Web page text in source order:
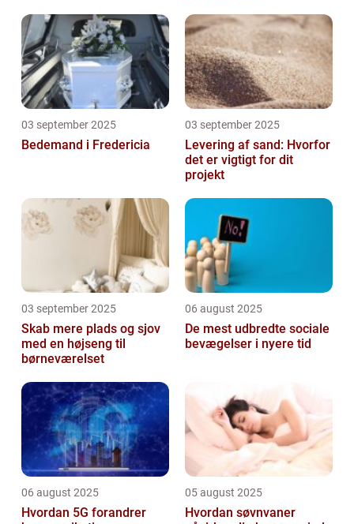
03 september 2025
Bedemand i Fredericia
03 september 2025
Levering af sand: Hvorfor
det er vigtigt for dit
projekt
03 september 2025
Skab mere plads og sjov
med en højseng til
børneværelset
06 august 2025
De mest udbredte sociale
bevægelser i nyere tid
06 august 2025
Hvordan 5G forandrer
05 august 2025
Hvordan søvnvaner